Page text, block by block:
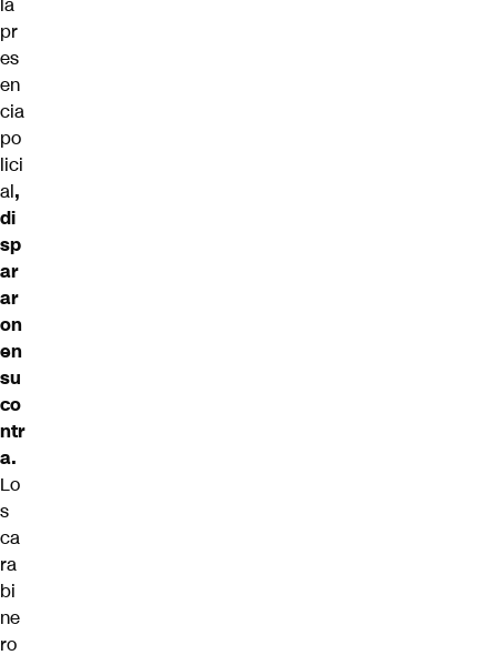
pr
es
en
cia
po
lici
al,
di
sp
ar
ar
on
en
su
co
ntr
a.
Lo
s
ca
ra
bi
ne
ro